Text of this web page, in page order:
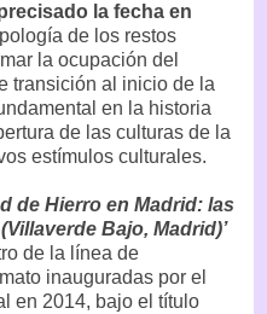
la fecha en
de los restos
la ocupación del
transición al inicio de la
en la historia
de las culturas de la
estímulos culturales.
de Hierro en Madrid: las
Bajo, Madrid)’
de la línea de
inauguradas por el
en 2014, bajo el título